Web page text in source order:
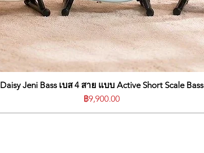
Daisy Jeni Bass เบส 4 สาย แบบ Active Short Scale Bass
ราคา
฿9,900.00